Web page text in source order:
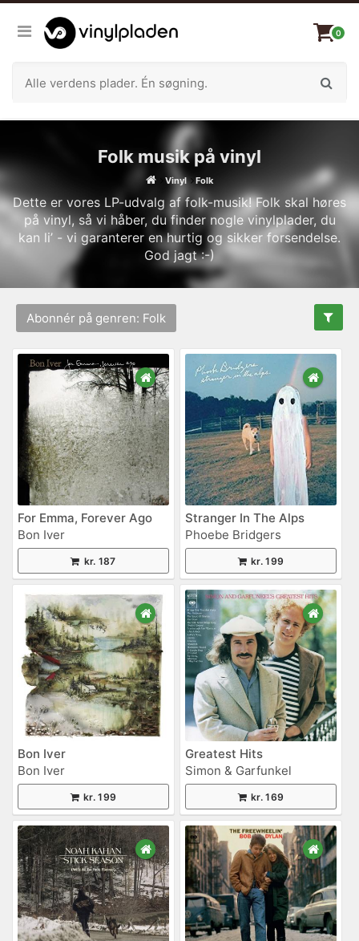
0
Folk musik på vinyl
Vinyl Folk
Dette er vores LP-udvalg af folk-musik! Folk skal høres
på vinyl, så vi håber, du finder nogle vinylplader, du
kan li’ - vi garanterer en hurtig og sikker forsendelse.
God jagt :-)
Abonnér på genren: Folk
For Emma, Forever Ago
Bon Iver
kr. 187
Stranger In The Alps
Phoebe Bridgers
kr. 199
Bon Iver
Bon Iver
kr. 199
Greatest Hits
Simon & Garfunkel
kr. 169